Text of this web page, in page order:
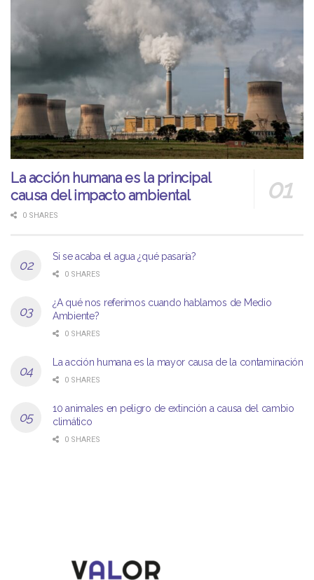
La acción humana es la principal
causa del impacto ambiental
0 SHARES
Si se acaba el agua ¿qué pasaría?
0 SHARES
¿A qué nos referimos cuando hablamos de Medio
Ambiente?
0 SHARES
La acción humana es la mayor causa de la contaminación
0 SHARES
10 animales en peligro de extinción a causa del cambio
climático
0 SHARES